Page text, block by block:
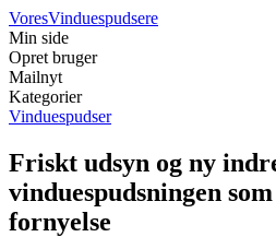
VoresVinduespudsere
Min side
Opret bruger
Mailnyt
Kategorier
Vinduespudser
Friskt udsyn og ny
vinduespudsningen
fornyelse